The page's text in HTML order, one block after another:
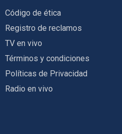
Código de ética
Registro de reclamos
TV en vivo
Términos y condiciones
Políticas de Privacidad
Radio en vivo